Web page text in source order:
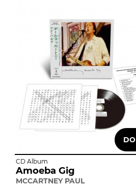
CD Album
Amoeba Gig
MCCARTNEY PAUL